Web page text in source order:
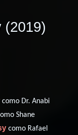
(2019)
como Dr. Anabi
Shane
como Rafael